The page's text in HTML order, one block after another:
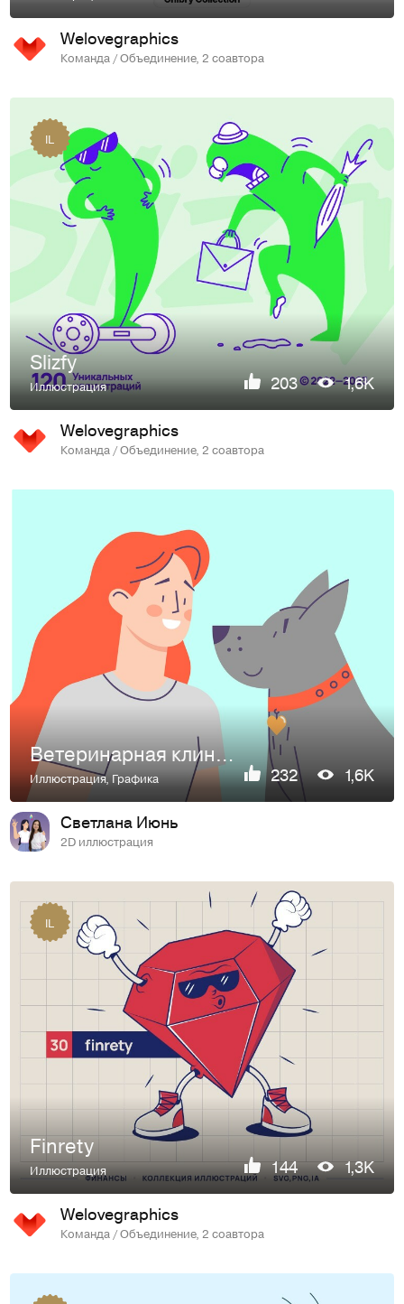
Welovegraphics
Команда / Объединение, 2 соавтора
IL
Slizfy
Иллюстрация 203 1,6K
Welovegraphics
Команда / Объединение, 2 соавтора
Ветеринарная клиника
Иллюстрация,Графика 232 1,6K
Светлана Июнь
2D иллюстрация
IL
Finrety
Иллюстрация 144 1,3K
Welovegraphics
Команда / Объединение, 2 соавтора